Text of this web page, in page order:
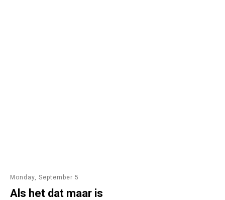
Monday, September 5
Als het dat maar is